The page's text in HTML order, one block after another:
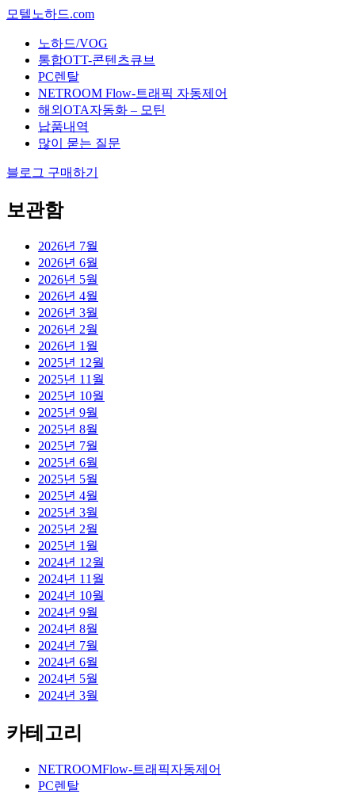
모텔노하드.com
노하드/VOG
통합OTT-콘텐츠큐브
PC렌탈
NETROOM Flow-트래픽 자동제어
해외OTA자동화 – 모틴
납품내역
많이 묻는 질문
블로그 구매하기
보관함
2026년 7월
2026년 6월
2026년 5월
2026년 4월
2026년 3월
2026년 2월
2026년 1월
2025년 12월
2025년 11월
2025년 10월
2025년 9월
2025년 8월
2025년 7월
2025년 6월
2025년 5월
2025년 4월
2025년 3월
2025년 2월
2025년 1월
2024년 12월
2024년 11월
2024년 10월
2024년 9월
2024년 8월
2024년 7월
2024년 6월
2024년 5월
2024년 3월
카테고리
NETROOMFlow-트래픽자동제어
PC렌탈